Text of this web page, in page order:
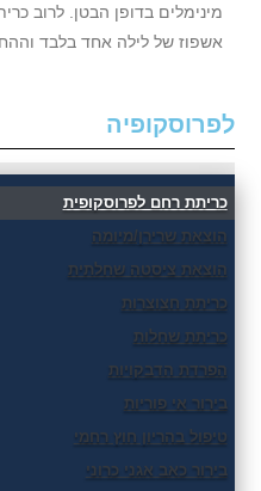
לפרוסקופיה
כריתת רחם לפרוסקופית
הוצאת שרירן/מיומה
הוצאת ציסטה שחלתית
כריתת חצוצרות
כריתת שחלות
הפרדת הדבקויות
בירור אי פוריות
טיפול בהריון חוץ רחמי
בירור כאב אגני כרוני
מינימלים בדופן הבטן. לרוב
אשפוז של לילה אחד בלבד